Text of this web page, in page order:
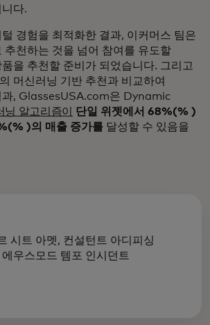
다.
경험을 최적화한 결과, 이커머스 팀은
추천하는 것을 넘어 참여를 유도할
을 추천할 준비가 되었습니다. 그리고
머신러닝 기반 추천과 비교하여
과, GlassesUSA.com은 Dynamic
닝 알고리즘이
단일 위젯에서 68%(% )
)의 매출 증가를 달성할 수 있음을
시트 아멧, 컨설턴트 아디피싱
우스모드 템포 인시던트